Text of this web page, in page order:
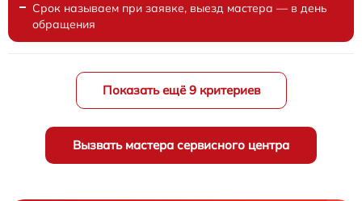
Срок называем при заявке, выезд мастера — в день
обращения
Показать ещё 9 критериев
Вызвать мастера сервисного центра